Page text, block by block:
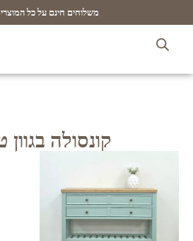
משלוחים חינם על כל
קונסולה בגוון